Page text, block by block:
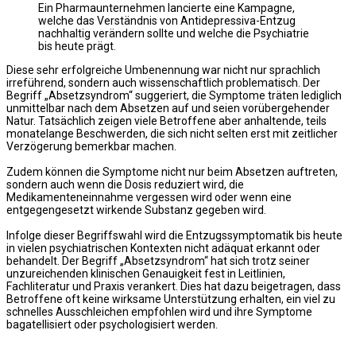
Ein Pharmaunternehmen lancierte eine Kampagne,
welche das Verständnis von Antidepressiva-Entzug
nachhaltig verändern sollte und welche die Psychiatrie
bis heute prägt.
Diese sehr erfolgreiche Umbenennung war nicht nur sprachlich
irreführend, sondern auch wissenschaftlich problematisch. Der
Begriff „Absetzsyndrom“ suggeriert, die Symptome träten lediglich
unmittelbar nach dem Absetzen auf und seien vorübergehender
Natur. Tatsächlich zeigen viele Betroffene aber anhaltende, teils
monatelange Beschwerden, die sich nicht selten erst mit zeitlicher
Verzögerung bemerkbar machen.
Zudem können die Symptome nicht nur beim Absetzen auftreten,
sondern auch wenn die Dosis reduziert wird, die
Medikamenteneinnahme vergessen wird oder wenn eine
entgegengesetzt wirkende Substanz gegeben wird.
Infolge dieser Begriffswahl wird die Entzugssymptomatik bis heute
in vielen psychiatrischen Kontexten nicht adäquat erkannt oder
behandelt. Der Begriff „Absetzsyndrom“ hat sich trotz seiner
unzureichenden klinischen Genauigkeit fest in Leitlinien,
Fachliteratur und Praxis verankert. Dies hat dazu beigetragen, dass
Betroffene oft keine wirksame Unterstützung erhalten, ein viel zu
schnelles Ausschleichen empfohlen wird und ihre Symptome
bagatellisiert oder psychologisiert werden.